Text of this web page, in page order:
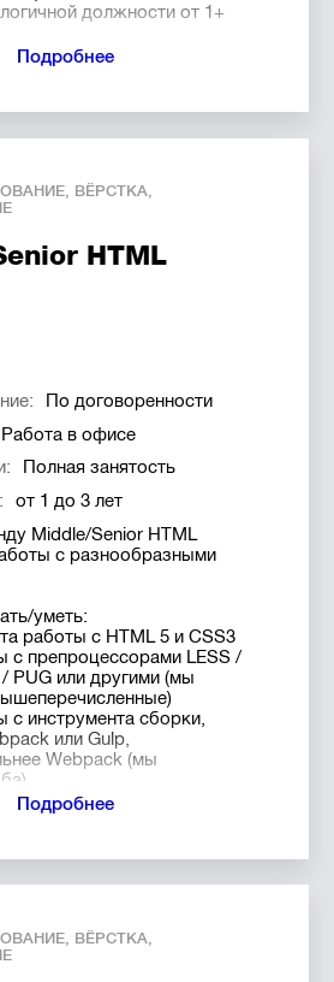
должности от 1+
и писать на
решения для бизнеса
потребности и
неопределенности
и управлять рисками
web и mobile разработки
нужно обладать:
в условиях
ориентироваться на
и
отстаивать интересы
на результат
делать:
в любой идее клиента,
и разъяснить
реализации
проектной документации
с заказчиком и командой
ресурсами и
дизайнеров и
нагрузку соблюдая
Подробнее
ВЁРСТКА,
HTML
По договоренности
Работа в офисе
Полная занятость
от 1 до 3 лет
Middle/Senior HTML
с разнообразными
уметь:
работы с HTML 5 и CSS3
с препроцессорами LESS /
PUG или другими (мы
с инструмента сборки,
или Gulp,
Webpack (мы
jQuery, JavaScript;
на WebGL и изучать
уровне
кроссбраузерная верстка
HTML/CSS, а также
Подробнее
ВЁРСТКА,